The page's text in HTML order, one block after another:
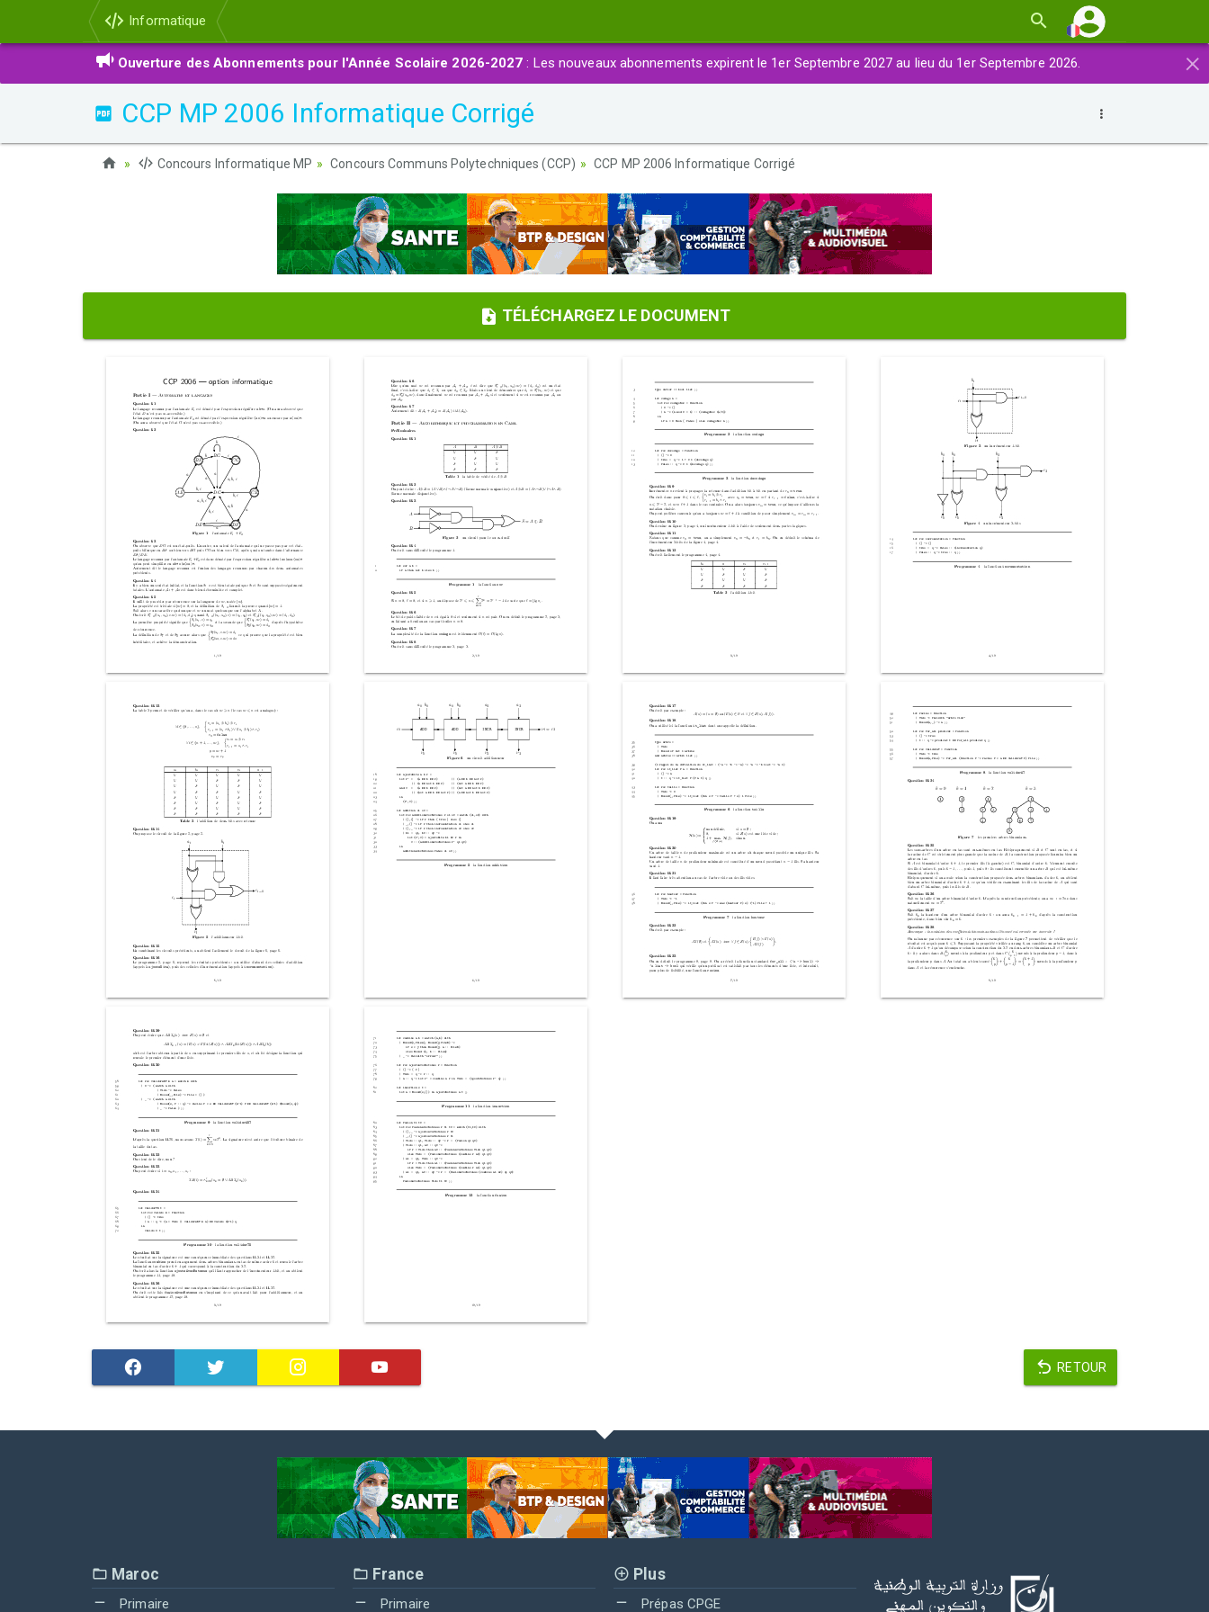
Informatique
×
Ouverture des Abonnements pour l'Année Scolaire 2026-2027 : Les nouveaux abonnements expirent le 1er Septembre 2027 au lieu du 1er Septembre 2026.
CCP MP 2006 Informatique Corrigé
Concours Informatique MP Concours Communs Polytechniques (CCP) CCP MP 2006 Informatique Corrigé
TÉLÉCHARGEZ LE DOCUMENT
RETOUR
Maroc
Primaire
France
Primaire
Plus
Prépas CPGE